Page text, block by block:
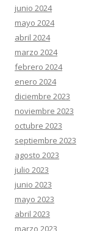
junio 2024
mayo 2024
abril 2024
marzo 2024
febrero 2024
enero 2024
diciembre 2023
noviembre 2023
octubre 2023
septiembre 2023
agosto 2023
julio 2023
junio 2023
mayo 2023
abril 2023
marzo 2023